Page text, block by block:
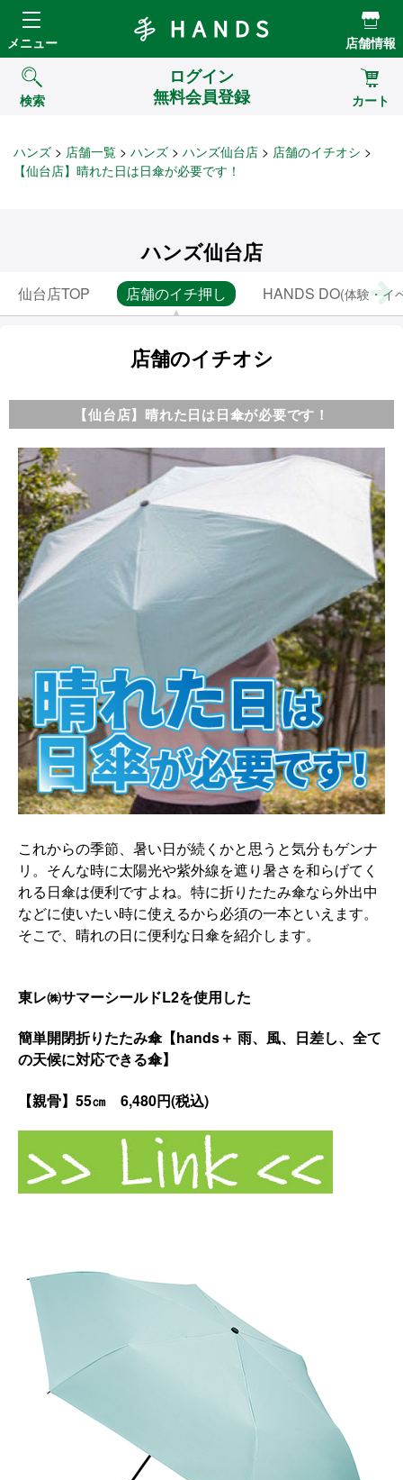
Hands ハンズ
メニュー 店舗情報
検索
ログイン
無料会員登録
カート
ハンズ 店舗一覧 ハンズ ハンズ仙台店
店舗のイチオシ
【仙台店】晴れた日は日傘が必要です！
ハンズ仙台店
仙台店TOP 店舗のイチ押し HANDS DO(体験・イ
店舗のイチオシ
【仙台店】晴れた日は日傘が必要です！
これからの季節、暑い日が続くかと思うと気分もゲンナ
リ。 そんな時に太陽光や紫外線を遮り暑さを和らげてく
れる日傘は便利ですよね。 特に折りたたみ傘なら外出中
などに使いたい時に使えるから必須の一本といえます。
そこで、晴れの日に便利な日傘を紹介します。
東レ㈱サマーシールドL2を使用した
簡単開閉折りたたみ傘【hands＋ 雨、風、日差し、全て
の天候に対応できる傘】
【親骨】55㎝ 6,480円(税込)